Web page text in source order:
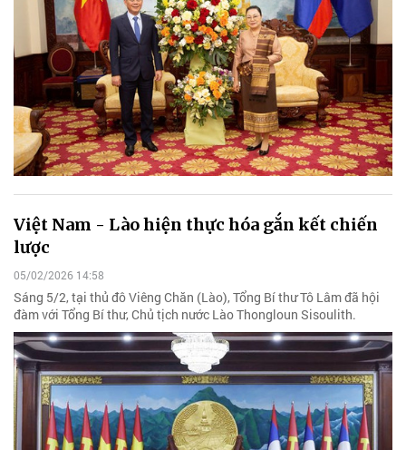
Việt Nam - Lào hiện thực hóa gắn kết chiến
lược
05/02/2026 14:58
Sáng 5/2, tại thủ đô Viêng Chăn (Lào), Tổng Bí thư Tô Lâm đã hội
đàm với Tổng Bí thư, Chủ tịch nước Lào Thongloun Sisoulith.